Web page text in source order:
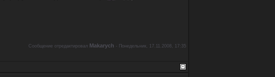
Сообщение отредактировал Makarych - Понедельник, 17.11.2008, 17:35